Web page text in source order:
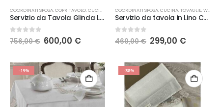
COORDINATI SPOSA,COPRITAVOLO,CUCINA TOVAGLIE,WEDDING
Servizio da Tavola Glinda Lino
756,00€ Il
prezzo
era:
756,00 €.
600,00 €Il
è:
600,00 €.
COORDINATI SPOSA,CUCINA,TOVAGLIE,WEDDING
Servizio da tavola in Lino Chiarelle Wanda
460,00€ Il
prezzo
era:
460,00 €.
299,00 €Il
è:
299,00
-19% -38%